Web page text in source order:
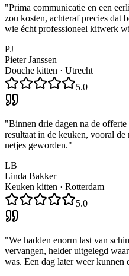
"Prima communicatie en een
zou kosten, achteraf precies dat
wie écht professioneel kitwerk
PJ
Pieter Janssen
Douche kitten · Utrecht
5.0
"Binnen drie dagen na de
resultaat in de keuken, vooral
netjes geworden."
LB
Linda Bakker
Keuken kitten · Rotterdam
5.0
"We hadden enorm last van
vervangen, helder uitgelegd
was. Een dag later weer kunnen